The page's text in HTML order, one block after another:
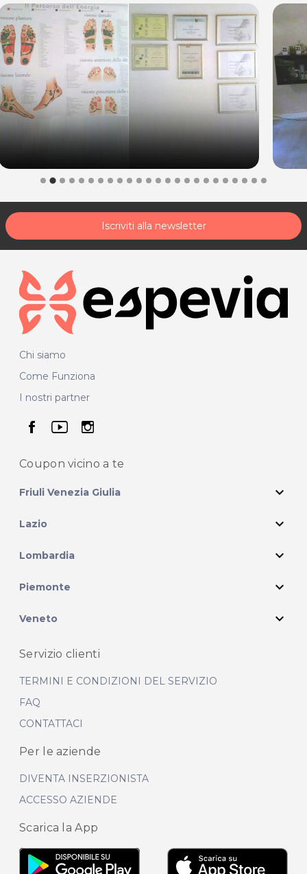
Per ulteriori informazioni sull'offerta o sulle modalità di acquisto
scrivi a posta@espevia.it
Iscriviti alla newsletter
Chi siamo
Come Funziona
I nostri partner
seguici su facebook
seguici su youtube
seguici su instagram
Coupon vicino a te
Friuli Venezia Giulia expand_more
Lazio expand_more
Lombardia expand_more
Piemonte expand_more
Veneto expand_more
Servizio clienti
TERMINI E CONDIZIONI DEL SERVIZIO
FAQ
CONTATTACI
Per le aziende
DIVENTA INSERZIONISTA
ACCESSO AZIENDE
Scarica la App